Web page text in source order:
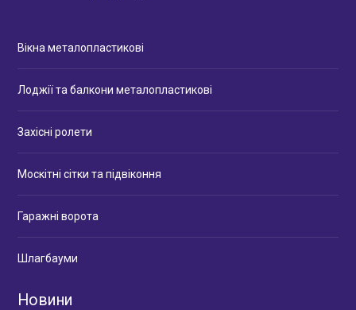
Вікна металопластикові
Лоджії та балкони металопластикові
Захісні ролети
Москітні сітки та підвіконня
Гаражні ворота
Шлагбауми
Новини